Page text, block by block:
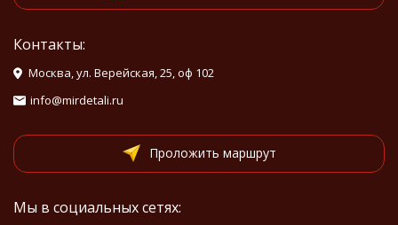
Контакты:
Москва, ул. Верейская, 25, оф 102
info@mirdetali.ru
Проложить маршрут
Мы в социальных сетях: